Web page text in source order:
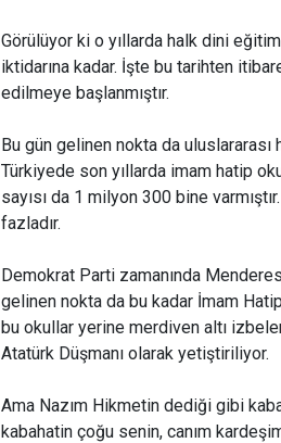
Görülüyor ki o yıllarda halk dini
iktidarına kadar. İşte bu tarihten
edilmeye başlanmıştır.
Bu gün gelinen nokta da uluslararası
Türkiyede son yıllarda imam hatip
sayısı da 1 milyon 300 bine
fazladır.
Demokrat Parti zamanında
gelinen nokta da bu kadar İmam
bu okullar yerine merdiven altı
Atatürk Düşmanı olarak yetiştiriliyor.
Ama Nazım Hikmetin dediği gibi
kabahatin çoğu senin, canım